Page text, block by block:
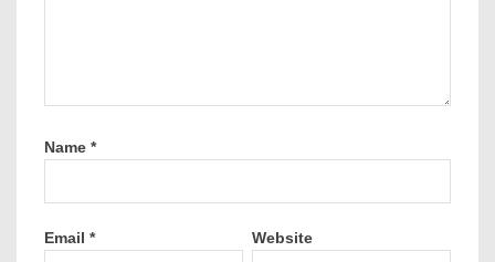
Name *
Email * Website